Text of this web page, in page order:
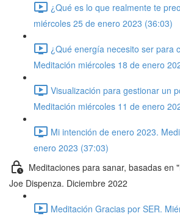
¿Qué es lo que realmente te
miércoles 25 de enero 2023 (36:03)
¿Qué energía necesito ser para
Meditación miércoles 18 de enero
Visualización para gestionar un
Meditación miércoles 11 de enero
Mi intención de enero 2023.
enero 2023 (37:03)
Meditaciones para sanar, basadas en
Joe Dispenza. Diciembre 2022
Meditación Gracias por SER.